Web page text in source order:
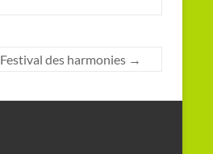
Festival des harmonies →